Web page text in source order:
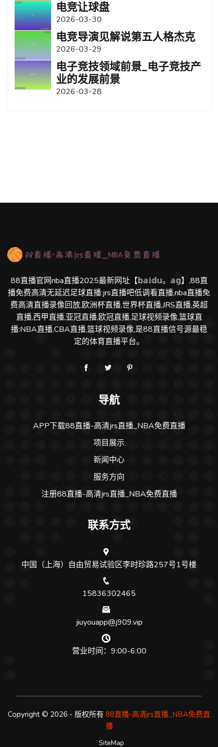
电竞让球盘
2026-03-30
电竞导演见解说第五人格杰克
2026-03-29
电子竞技领域前景_电子竞技产
业的发展前景
2026-03-28
88直播官网nba直播2025最新网址【𝕓𝕒𝕚𝕕𝕦。𝕒𝕘】,88直
播免费高清无延迟足球直播:jrs直播吧低调看直播,nba直播免
费高清直播录像回放,欧洲杯直播,世界杯直播,JRS直播,英超
直播,西甲直播,亚冠直播,欧冠直播,足球视频录像,篮球直
播:NBA直播,CBA直播,篮球视频录像,是88直播信号源最稳
定的体育直播平台。
导航
APP下载88直播-高清jrs直播_NBA免费直播
项目展示
新闻中心
服务方向
注册88直播-高清jrs直播_NBA免费直播
联系方式
中国（上海）自由贸易试验区李时珍路257号1号楼
15836302465
jiuyouapp@j909.vip
营业时间：9:00-6:00
Copyright © 2026 - 版权所有 88直播-高清jrs直播_NBA免费直
播
SiteMap